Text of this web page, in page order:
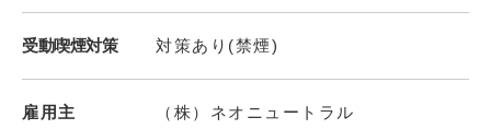
受動喫煙対策 対策あり(禁煙)
雇用主 （株）ネオニュートラル